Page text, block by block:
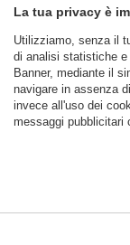
La tua privacy è
Utilizziamo, senza il
di analisi statistiche
Banner, mediante il
navigare in assenza
invece all'uso dei
messaggi pubblicitari
Cookie Necessari,
Nascondi Opzioni